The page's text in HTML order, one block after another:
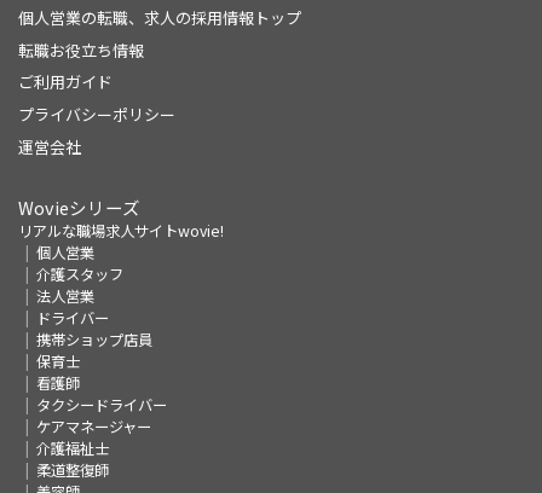
個人営業の転職、求人の採用情報トップ
転職お役立ち情報
ご利用ガイド
プライバシーポリシー
運営会社
Wovieシリーズ
リアルな職場求人サイトwovie!
個人営業
介護スタッフ
法人営業
ドライバー
携帯ショップ店員
保育士
看護師
タクシードライバー
ケアマネージャー
介護福祉士
柔道整復師